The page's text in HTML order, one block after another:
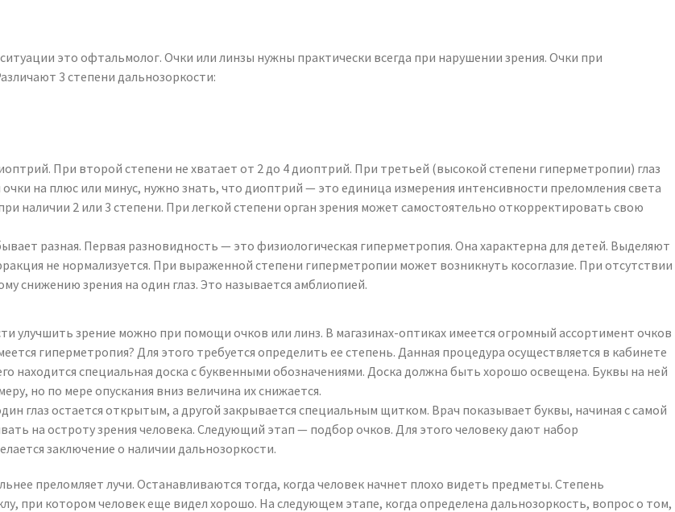
это офтальмолог. Очки или линзы нужны практически всегда при нарушении зрения. Очки при
3 степени дальнозоркости:
При второй степени не хватает от 2 до 4 диоптрий. При третьей (высокой степени гиперметропии) глаз
на плюс или минус, нужно знать, что диоптрий — это единица измерения интенсивности преломления света
наличии 2 или 3 степени. При легкой степени орган зрения может самостоятельно откорректировать свою
разная. Первая разновидность — это физиологическая гиперметропия. Она характерна для детей. Выделяют
не нормализуется. При выраженной степени гиперметропии может возникнуть косоглазие. При отсутствии
снижению зрения на один глаз. Это называется амблиопией.
улучшить зрение можно при помощи очков или линз. В магазинах-оптиках имеется огромный ассортимент очков
гиперметропия? Для этого требуется определить ее степень. Данная процедура осуществляется в кабинете
находится специальная доска с буквенными обозначениями. Доска должна быть хорошо освещена. Буквы на ней
но по мере опускания вниз величина их снижается.
глаз остается открытым, а другой закрывается специальным щитком. Врач показывает буквы, начиная с самой
на остроту зрения человека. Следующий этап — подбор очков. Для этого человеку дают набор
заключение о наличии дальнозоркости.
преломляет лучи. Останавливаются тогда, когда человек начнет плохо видеть предметы. Степень
при котором человек еще видел хорошо. На следующем этапе, когда определена дальнозоркость, вопрос о том,